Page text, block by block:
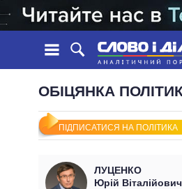
НОВИНИ
СТРІЧКА
ПОДІЇ
СТАТТІ
ДУМКИ
УСІ ПОЛІТИКИ
ОБІЦЯНКА
ПІДПИСАТИСЯ НА ПОЛІТИКА
ЛУЦЕНКО
Юрій Віталійович